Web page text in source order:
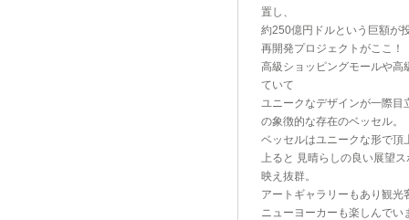
置し、
約250億円ドルという巨額が
再開発プロジェクトがここ！
高級ショッピングモールや高
ていて
ユニークなデザインが一際目
の象徴的な存在のベッセル。
ベッセルはユニークな形で頂
上ると 見晴らしの良い展望
映え抜群。
アートギャラリーもあり観光
ニューヨーカーも楽しんでい